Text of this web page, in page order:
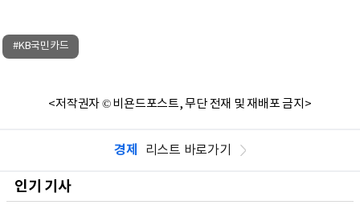
#KB국민카드
<저작권자 © 비욘드포스트, 무단 전재 및 재배포 금지>
경제 리스트 바로가기
인기 기사